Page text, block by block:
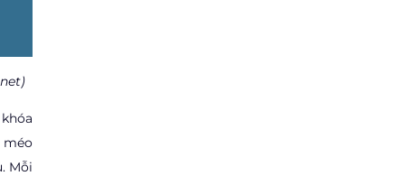
méo
Mỗi